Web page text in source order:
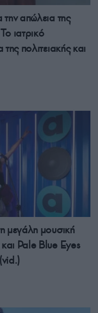
απώλεια της
ιατρικό
πολιτειακής και
μεγάλη μουσική
Pale Blue Eyes